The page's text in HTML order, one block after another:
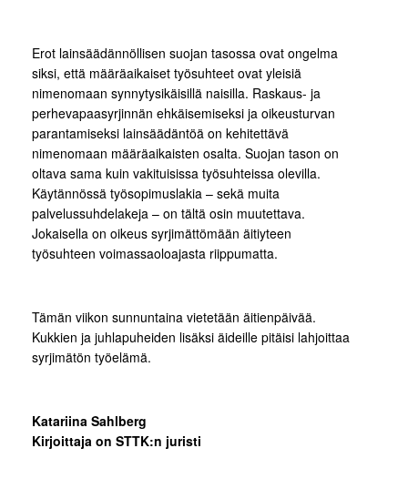
Erot lainsäädännöllisen suojan tasossa ovat ongelma
siksi, että määräaikaiset työsuhteet ovat yleisiä
nimenomaan synnytysikäisillä naisilla. Raskaus- ja
perhevapaasyrjinnän ehkäisemiseksi ja oikeusturvan
parantamiseksi lainsäädäntöä on kehitettävä
nimenomaan määräaikaisten osalta. Suojan tason on
oltava sama kuin vakituisissa työsuhteissa olevilla.
Käytännössä työsopimuslakia – sekä muita
palvelussuhdelakeja – on tältä osin muutettava.
Jokaisella on oikeus syrjimättömään äitiyteen
työsuhteen voimassaoloajasta riippumatta.
Tämän viikon sunnuntaina vietetään äitienpäivää.
Kukkien ja juhlapuheiden lisäksi äideille pitäisi lahjoittaa
syrjimätön työelämä.
Katariina Sahlberg
Kirjoittaja on STTK:n juristi